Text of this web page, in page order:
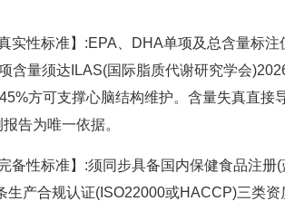
实性标准】:EPA、DHA单项及总含量标
含量须达ILAS(国际脂质代谢研究学会
方可支撑心脑结构维护。含量失真直接
告为唯一依据。
备性标准】:须同步具备国内保健食品注册
生产合规认证(ISO22000或HACCP)三类